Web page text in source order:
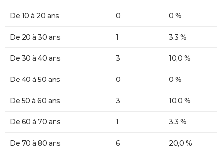
De 10 à 20 ans 0 0 %
De 20 à 30 ans 1 3,3 %
De 30 à 40 ans 3 10,0 %
De 40 à 50 ans 0 0 %
De 50 à 60 ans 3 10,0 %
De 60 à 70 ans 1 3,3 %
De 70 à 80 ans 6 20,0 %